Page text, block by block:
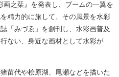
之栞』を発表し、ブームの一翼を
精力的に旅して、その風景を水彩
「みづゑ」を創刊し、水彩画普及
ない、身近な画材として水彩が
苗代や桧原湖、尾瀬などを描いた